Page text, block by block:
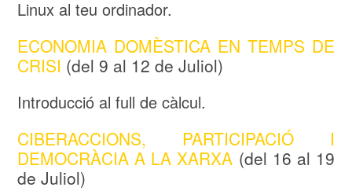
Linux al teu ordinador.
ECONOMIA DOMÈSTICA EN TEMPS DE
CRISI (del 9 al 12 de Juliol)
Introducció al full de càlcul.
CIBERACCIONS, PARTICIPACIÓ I
DEMOCRÀCIA A LA XARXA (del 16 al 19
de Juliol)